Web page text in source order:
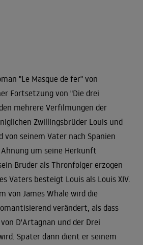
"Le Masque de fer" von
Fortsetzung von "Die drei
mehrere Verfilmungen der
Zwillingsbrüder Louis und
von seinem Vater nach Spanien
um seine Herkunft
Bruder als Thronfolger erzogen
Vaters besteigt Louis als Louis XIV.
von James Whale wird die
verändert, als dass
D'Artagnan und der Drei
Später dann dient er seinem